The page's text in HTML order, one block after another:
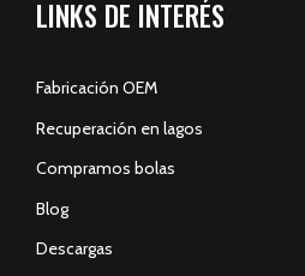
LINKS DE INTERÉS
Fabricación OEM
Recuperación en lagos
Compramos bolas
Blog
Descargas